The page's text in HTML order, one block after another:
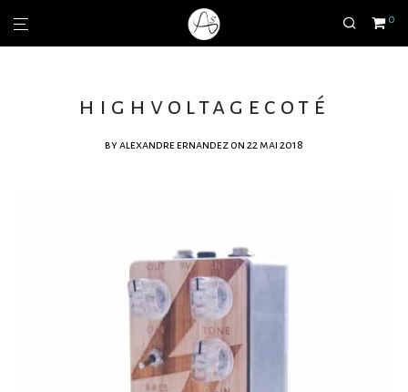
0
highvoltagecoté
byalexandre ernandez on 22 mai 2018